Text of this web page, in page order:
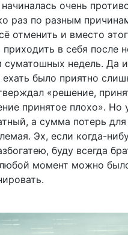
очень
раз по разным
отменить и вместо
приходить в себя после
суматошных недель. Да
было приятно
«решение,
принятое плохо». Но
а сумма потерь
Эх, если когда-
буду всегда
момент можно